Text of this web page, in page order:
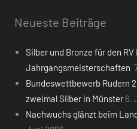
Neueste Beiträge
Silber und Bronze für den
Jahrgangsmeisterschaften
Bundeswettbewerb Rudern
zweimal Silber in Münster 6.
Nachwuchs glänzt beim